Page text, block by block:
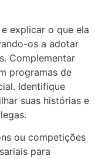
explicar o que ela
os a adotar
Complementar
programas de
Identifique
suas histórias e
ou competições
para